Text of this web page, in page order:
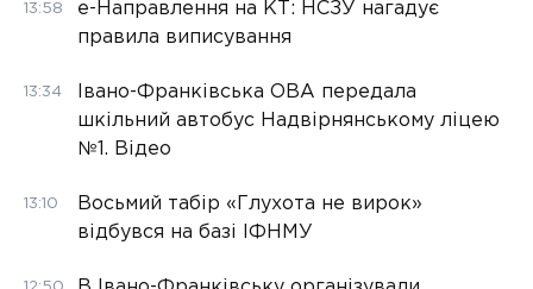
13:58
е-Направлення на КТ: НСЗУ нагадує
правила виписування
13:34
Івано-Франківська ОВА передала
шкільний автобус Надвірнянському ліцею
№1. Відео
13:10
Восьмий табір «Глухота не вирок»
відбувся на базі ІФНМУ